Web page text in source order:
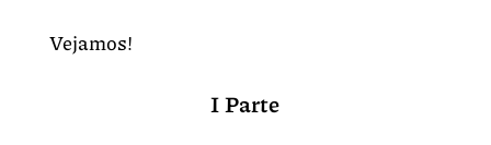
Vejamos!
I Parte